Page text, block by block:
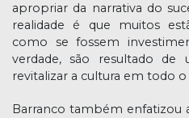
apropriar da narrativa do
realidade é que muitos
como se fossem
verdade, são resultado de
revitalizar a cultura em todo o
Barranco também enfatizou